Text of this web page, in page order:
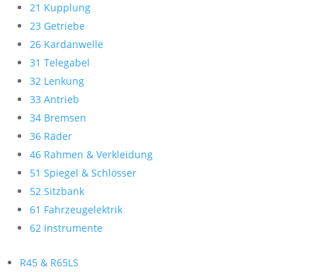
21 Kupplung
23 Getriebe
26 Kardanwelle
31 Telegabel
32 Lenkung
33 Antrieb
34 Bremsen
36 Räder
46 Rahmen & Verkleidung
51 Spiegel & Schlösser
52 Sitzbank
61 Fahrzeugelektrik
62 Instrumente
R45 & R65LS